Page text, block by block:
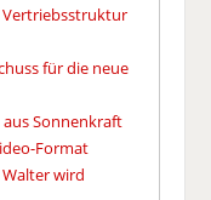
Vertriebsstruktur
für die neue
Sonnenkraft
Format
Walter wird